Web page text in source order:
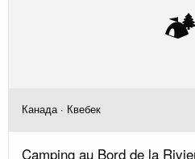
🏕️
Канада · Квебек
Camping au Bord de la